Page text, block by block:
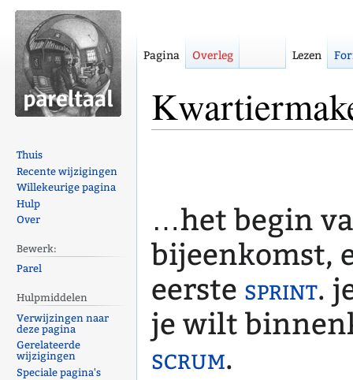
…het begin
bijeenkomst,
eerste sprint.
je wilt
scrum.
Pagina Overleg Lezen
Thuis
Recente wijzigingen
Willekeurige pagina
Hulp
Over
Bewerk:
Parel
Hulpmiddelen
Verwijzingen naar
deze pagina
Gerelateerde
wijzigingen
Speciale pagina's